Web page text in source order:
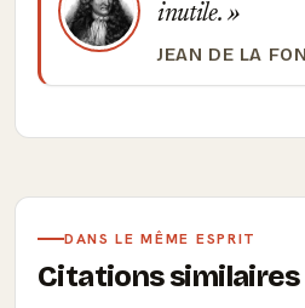
inutile.
JEAN DE LA
DANS LE MÊME ESPRIT
Citations similaires